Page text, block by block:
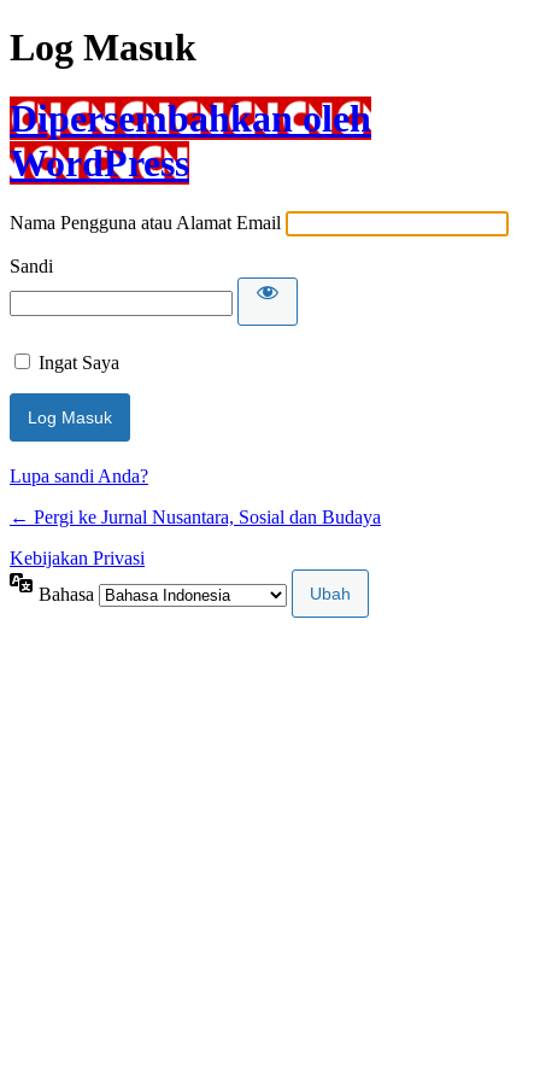
Log Masuk
Dipersembahkan oleh
WordPress
Nama Pengguna atau Alamat Email
Sandi
Ingat Saya
Lupa sandi Anda?
← Pergi ke Jurnal Nusantara, Sosial dan Budaya
Kebijakan Privasi
Bahasa